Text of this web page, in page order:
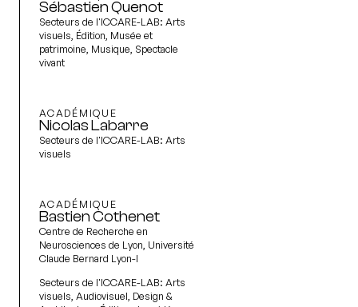
Sébastien Quenot
Secteurs de l'ICCARE-LAB: Arts
visuels, Édition, Musée et
patrimoine, Musique, Spectacle
vivant
ACADÉMIQUE
Nicolas Labarre
Secteurs de l'ICCARE-LAB: Arts
visuels
ACADÉMIQUE
Bastien Cothenet
Centre de Recherche en
Neurosciences de Lyon, Université
Claude Bernard Lyon-I
Secteurs de l'ICCARE-LAB: Arts
visuels, Audiovisuel, Design &